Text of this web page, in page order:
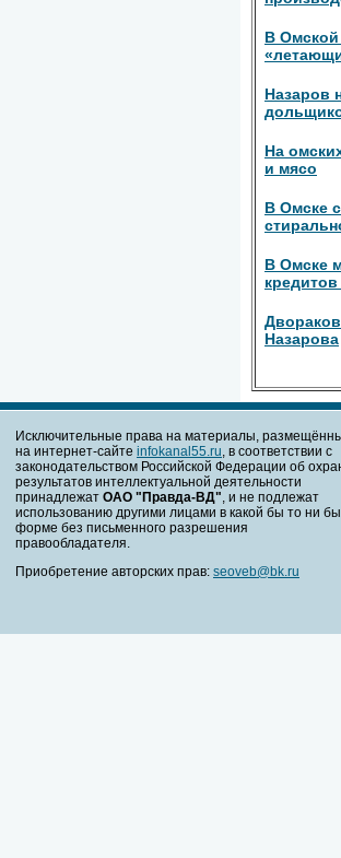
В Омской
Назаров
На
и мясо
В Омске
В Омске
Назарова
Исключительные права на материалы,
на интернет-сайте infokanal55.ru , в соответствии с
законодательством Российской Федерации об
результатов интеллектуальной деятельности
принадлежат ОАО "Правда-ВД" , и не подлежат
использованию другими лицами в какой бы то ни
форме без письменного разрешения
правообладателя.
Приобретение авторских прав: seoveb@bk.ru